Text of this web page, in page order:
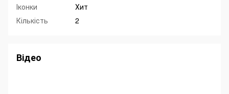
Іконки
Хит
Кількість
2
Відео